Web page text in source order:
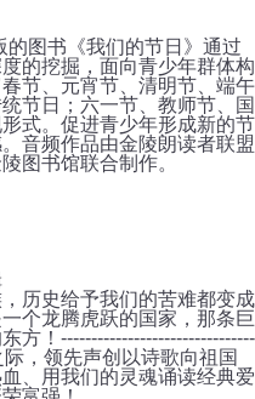
的图书《我们的节日》通过
的挖掘，面向青少年群体构
节、元宵节、清明节、端午
节日；六一节、教师节、国
式。促进青少年形成新的节
音频作品由金陵朗读者联盟
图书馆联合制作。
历史给予我们的苦难都变成
个龙腾虎跃的国家，那条巨
方！--------------------------------
，领先声创以诗歌向祖国
、用我们的灵魂诵读经典爱